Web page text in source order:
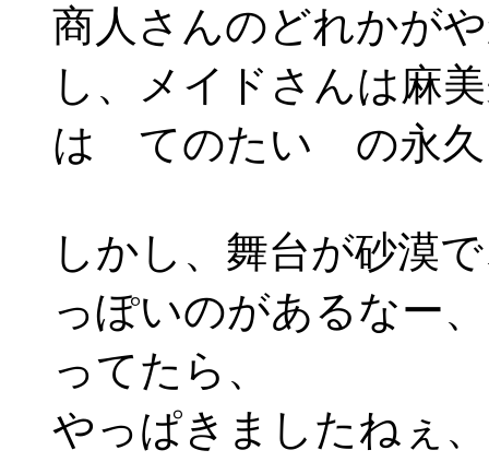
商人さんのどれかが
し、メイドさんは麻
は てのたい の永久
しかし、舞台が砂漠
っぽいのがあるなー
ってたら、
やっぱきましたねぇ